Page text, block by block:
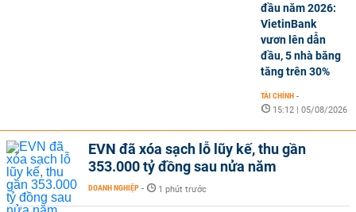
đầu năm 2026:
VietinBank
vươn lên dẫn
đầu, 5 nhà băng
tăng trên 30%
TÀI CHÍNH -
15:12 | 05/08/2026
EVN đã xóa sạch lỗ lũy kế, thu gần
353.000 tỷ đồng sau nửa năm
DOANH NGHIỆP - 1 phút trước